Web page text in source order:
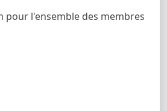
l'ensemble des membres